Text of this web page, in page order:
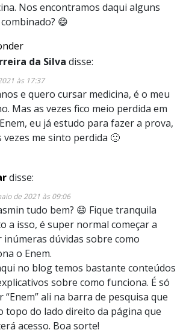
Nos encontramos daqui alguns
😄
da Silva disse:
às 17:37
e quero cursar medicina, é o meu
Mas as vezes fico meio perdida em
eu já estudo para fazer a prova,
vezes me sinto perdida 🙁
disse:
de 2021 às 09:06
tudo bem? 😄 Fique tranquila
a isso, é super normal começar a
dúvidas sobre como
o Enem.
no blog temos bastante conteúdos
sobre como funciona. É só
“Enem” ali na barra de pesquisa que
topo do lado direito da página que
acesso. Boa sorte!